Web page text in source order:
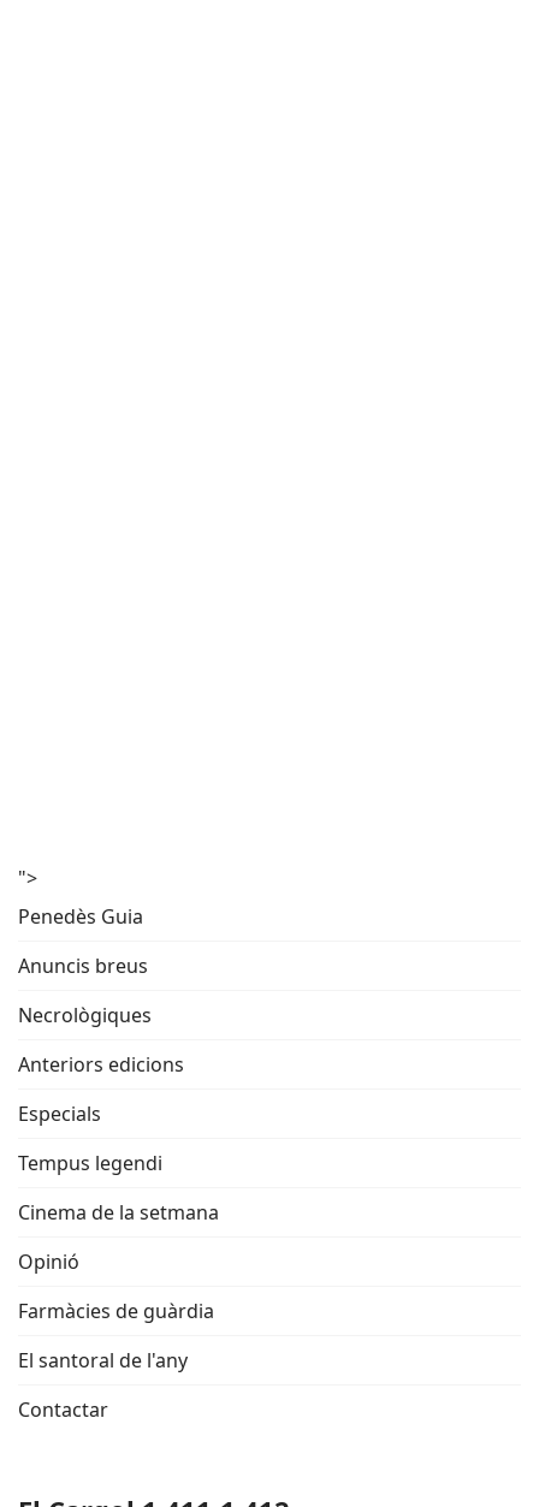
">
Penedès Guia
Anuncis breus
Necrològiques
Anteriors edicions
Especials
Tempus legendi
Cinema de la setmana
Opinió
Farmàcies de guàrdia
El santoral de l'any
Contactar